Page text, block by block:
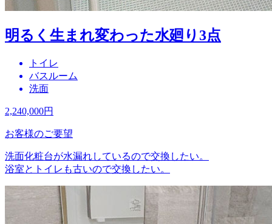
明るく生まれ変わった水廻り3点
トイレ
バスルーム
洗面
2,240,000円
お客様のご要望
洗面化粧台が水漏れしているので交換したい。
浴室とトイレも古いので交換したい。